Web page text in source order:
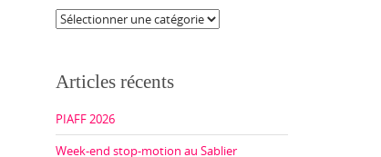
Catégories
Articles récents
PIAFF 2026
Week-end stop-motion au Sablier